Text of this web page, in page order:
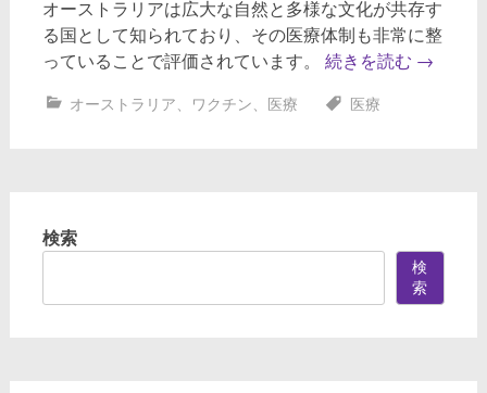
オーストラリアは広大な自然と多様な文化が共存す
る国として知られており、その医療体制も非常に整
っていることで評価されています。 続きを読む →
オーストラリア、 ワクチン、 医療 医療
検索
検
索